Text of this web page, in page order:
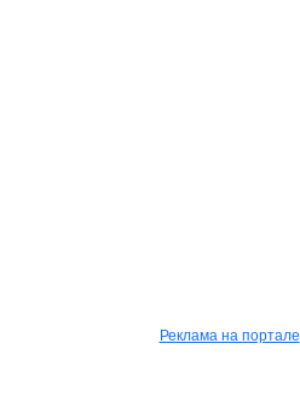
Реклама на портале